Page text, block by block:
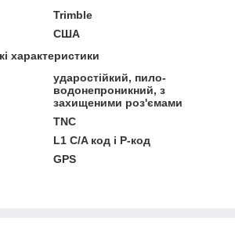
Trimble
США
характеристики
ударостійкий, пило-
водонепроникний, з
захищеними роз'ємами
TNC
L1 C/A код і P-код
GPS